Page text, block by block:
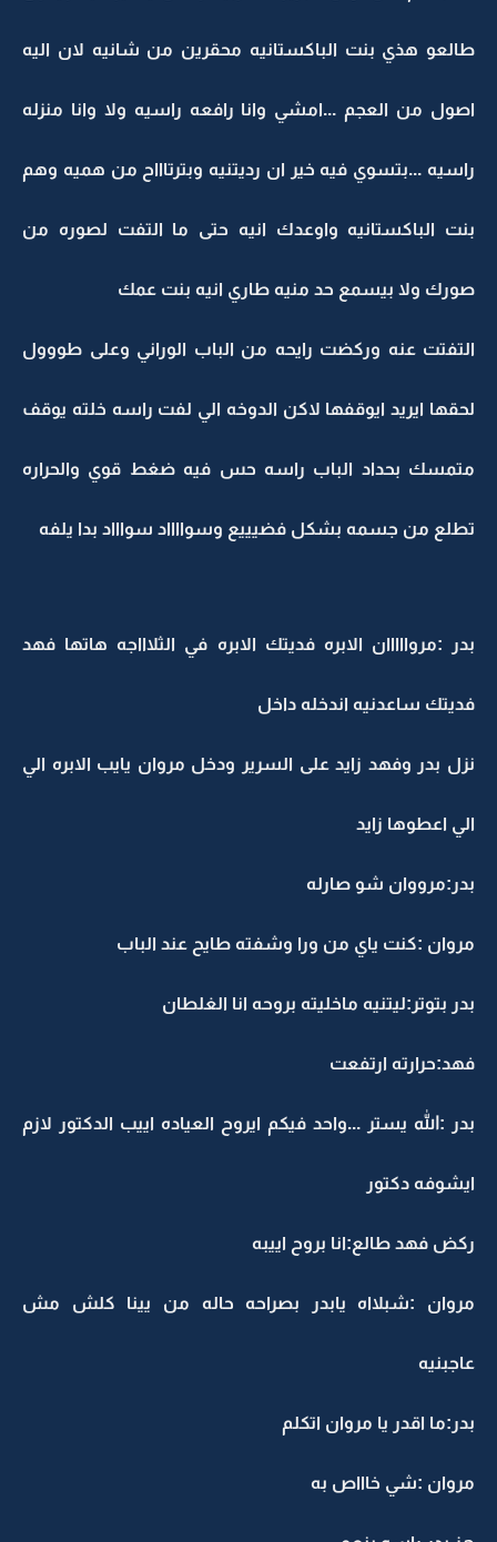
طالعو هذي بنت الباكستانيه محقرين من شانيه لان اليه
اصول من العجم ...امشي وانا رافعه راسيه ولا وانا منزله
راسيه ...بتسوي فيه خير ان رديتنيه وبترتاااح من هميه وهم
بنت الباكستانيه واوعدك انيه حتى ما التفت لصوره من
صورك ولا بيسمع حد منيه طاري انيه بنت عمك
التفتت عنه وركضت رايحه من الباب الوراني وعلى طووول
لحقها ايريد ايوقفها لاكن الدوخه الي لفت راسه خلته يوقف
متمسك بحداد الباب راسه حس فيه ضغط قوي والحراره
تطلع من جسمه بشكل فضيييع وسوااااد سواااد بدا يلفه
بدر :مروااااان الابره فديتك الابره في الثلاااجه هاتها فهد
فديتك ساعدنيه اندخله داخل
نزل بدر وفهد زايد على السرير ودخل مروان يايب الابره الي
الي اعطوها زايد
بدر:مرووان شو صارله
مروان :كنت ياي من ورا وشفته طايح عند الباب
بدر بتوتر:ليتنيه ماخليته بروحه انا الغلطان
فهد:حرارته ارتفعت
بدر :الله يستر ...واحد فيكم ايروح العياده اييب الدكتور لازم
ايشوفه دكتور
ركض فهد طالع:انا بروح اييبه
مروان :شبلااه يابدر بصراحه حاله من يينا كلش مش
عاجبنيه
بدر:ما اقدر يا مروان اتكلم
مروان :شي خاااص به